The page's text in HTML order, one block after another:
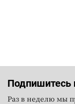
Подпишитесь
Раз в неделю мы